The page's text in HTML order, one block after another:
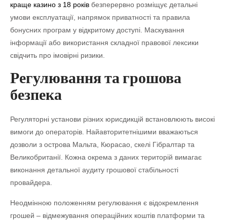
краще казино з 18 років безперервно розміщує детальні
умови експлуатації, напрямок приватності та правила
бонусних програм у відкритому доступі. Маскування
інформації або використання складної правової лексики
свідчить про імовірні ризики.
Регулювання та грошова
безпека
Регуляторні установи різних юрисдикцій встановлюють високі
вимоги до операторів. Найавторитетнішими вважаються
дозволи з острова Мальта, Кюрасао, скелі Гібралтар та
Великобританії. Кожна окрема з даних територій вимагає
виконання детальної аудиту грошової стабільності
провайдера.
Неодмінною положенням регулювання є відокремлення
грошей – відмежування операційних коштів платформи та